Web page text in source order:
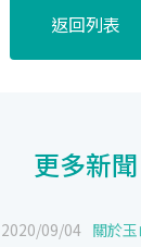
返回列表
更多新聞
2020/09/04 關於